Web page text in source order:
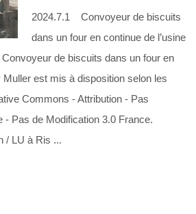
2024.7.1 Convoyeur de biscuits
dans un four en continue de l’usine
de biscuits dans un four en
est mis à disposition selon les
Commons - Attribution - Pas
- Pas de Modification 3.0 France.
/ LU à Ris ...